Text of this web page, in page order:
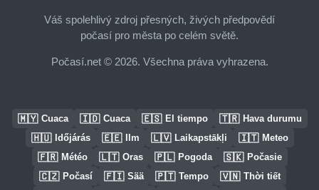
Váš spolehlivý zdroj přesných, živých předpovědí
počasí pro města po celém světě.
Počasí.net © 2026. Všechna práva vyhrazena.
🇲🇾 Cuaca 🇮🇩 Cuaca 🇪🇸 El tiempo 🇹🇷 Hava durumu
🇭🇺 Időjárás 🇪🇪 Ilm 🇱🇻 Laikapstākļi 🇮🇹 Meteo
🇫🇷 Météo 🇱🇹 Oras 🇵🇱 Pogoda 🇸🇰 Počasie
🇨🇿 Počasí 🇫🇮 Sää 🇵🇹 Tempo 🇻🇳 Thời tiết